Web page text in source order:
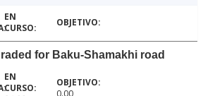
for Baku-Shamakhi road